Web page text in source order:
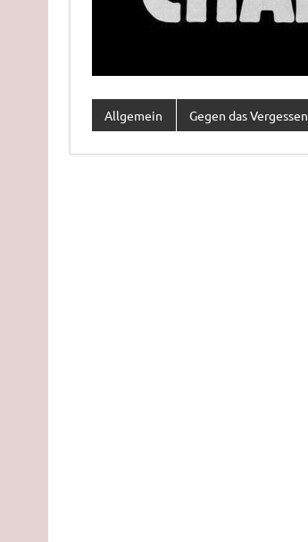
Allgemein Gegen das Vergessen